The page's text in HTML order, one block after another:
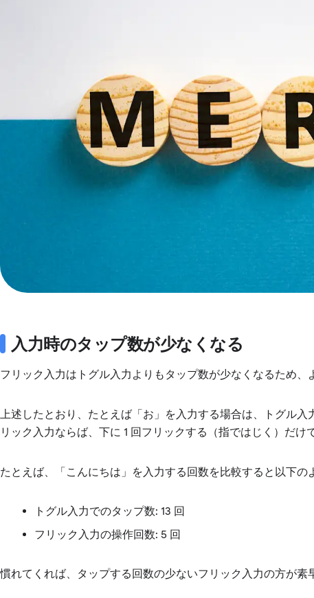
入力時のタップ数が少なくなる
フリック入力はトグル入力よりもタップ数が少なくなるため、
上述したとおり、たとえば「お」を入力する場合は、トグル
リック入力ならば、下に 1 回フリックする（指ではじく）だけ
たとえば、「こんにちは」を入力する回数を比較すると以下の
トグル入力でのタップ数: 13 回
フリック入力の操作回数: 5 回
慣れてくれば、タップする回数の少ないフリック入力の方が素